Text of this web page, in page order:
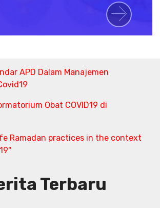
Next
APD Dalam Manajemen
Obat COVID19 di
Ramadan practices in the context
Terbaru